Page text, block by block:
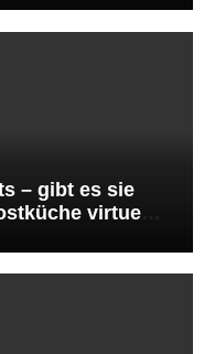
– gibt es sie
virtuelle